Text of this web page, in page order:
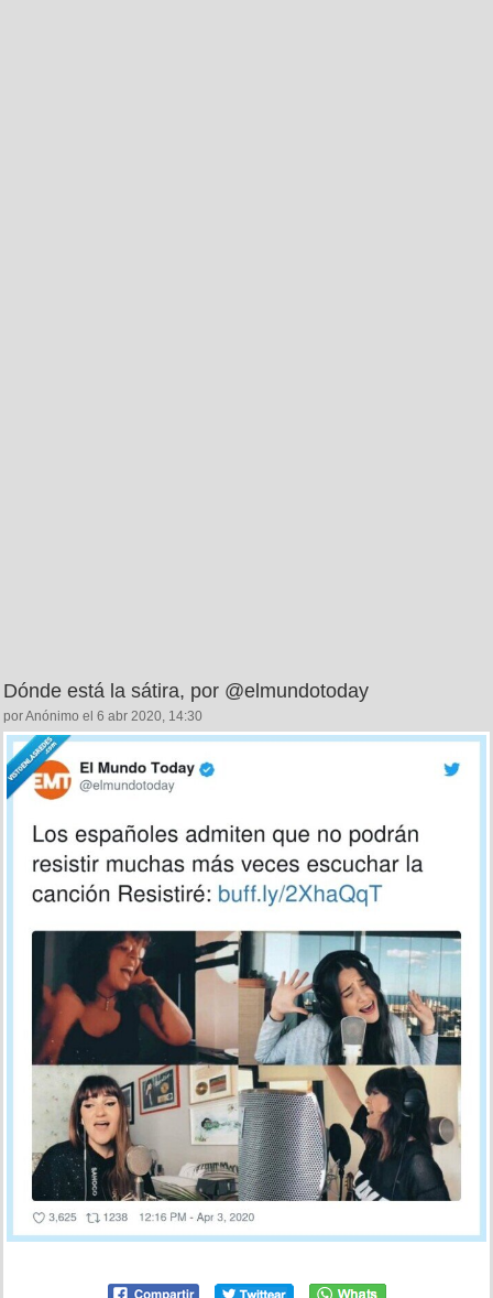
Dónde está la sátira, por @elmundotoday
por Anónimo el 6 abr 2020, 14:30